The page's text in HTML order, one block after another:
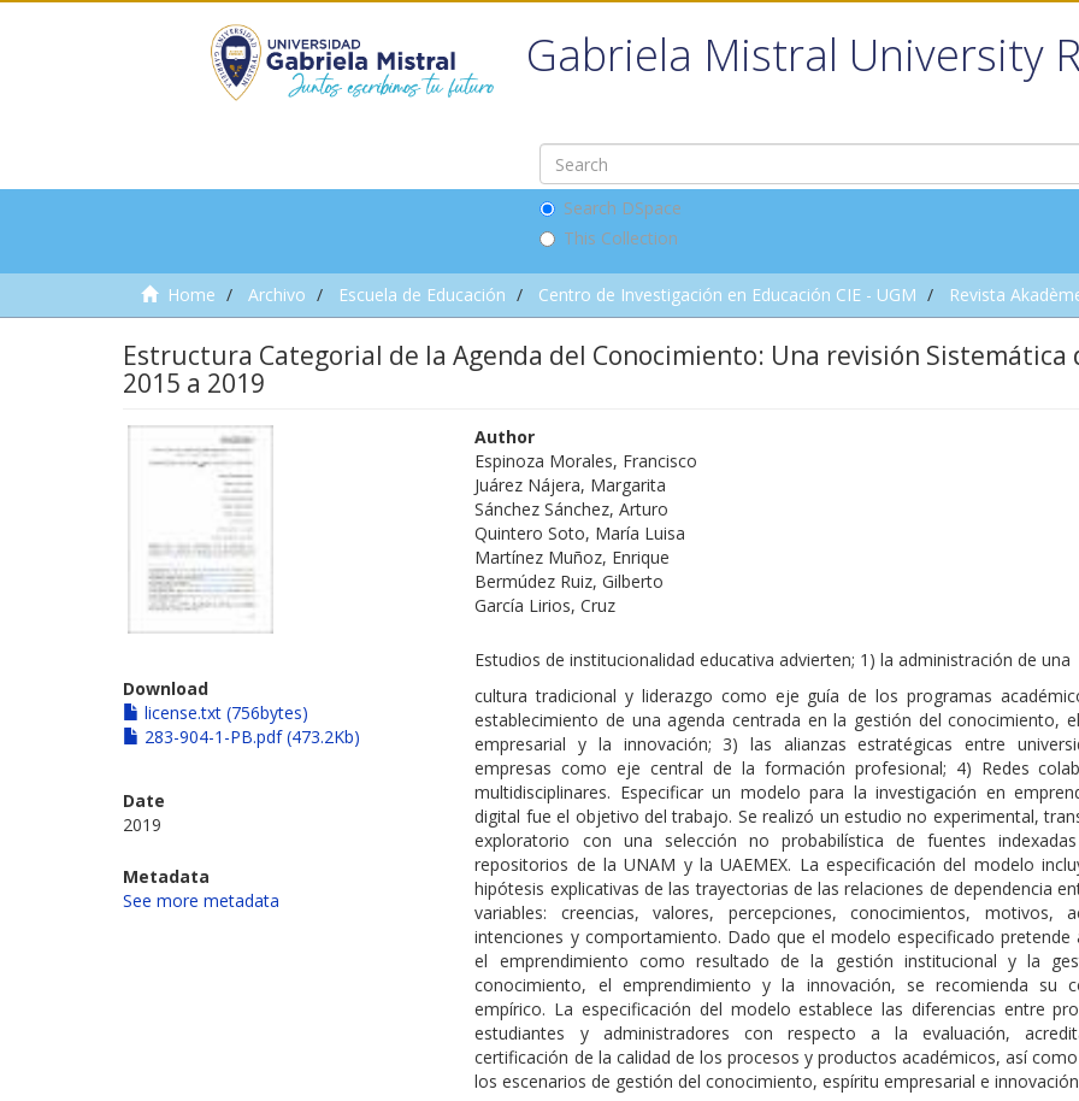
Gabriela Mistral University
Search DSpace
This Collection
Home Archivo Escuela de Educación Centro de Investigación en Educación CIE - UGM Revista
Estructura Categorial de la Agenda del Conocimiento: Una revisión Sistemática
2015 a 2019
Download
license.txt (756bytes)
283-904-1-PB.pdf (473.2Kb)
Date
2019
Metadata
See more metadata
Author
Espinoza Morales, Francisco
Juárez Nájera, Margarita
Sánchez Sánchez, Arturo
Quintero Soto, María Luisa
Martínez Muñoz, Enrique
Bermúdez Ruiz, Gilberto
García Lirios, Cruz
Estudios de institucionalidad educativa advierten; 1) la administración de una
cultura tradicional y liderazgo como eje guía de los programas
establecimiento de una agenda centrada en la gestión del conocimiento,
empresarial y la innovación; 3) las alianzas estratégicas entre
empresas como eje central de la formación profesional; 4) Redes
multidisciplinares. Especificar un modelo para la investigación en
digital fue el objetivo del trabajo. Se realizó un estudio no experimental,
exploratorio con una selección no probabilística de fuentes
repositorios de la UNAM y la UAEMEX. La especificación del modelo
hipótesis explicativas de las trayectorias de las relaciones de dependencia
variables: creencias, valores, percepciones, conocimientos, motivos,
intenciones y comportamiento. Dado que el modelo especificado pretende
el emprendimiento como resultado de la gestión institucional y la
conocimiento, el emprendimiento y la innovación, se recomienda su
empírico. La especificación del modelo establece las diferencias entre
estudiantes y administradores con respecto a la evaluación,
certificación de la calidad de los procesos y productos académicos, así
los escenarios de gestión del conocimiento, espíritu empresarial e